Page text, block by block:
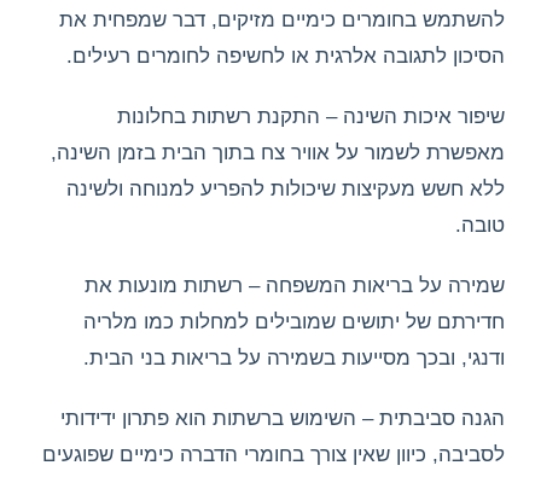
להשתמש בחומרים כימיים מזיקים, דבר שמפחית את
הסיכון לתגובה אלרגית או לחשיפה לחומרים רעילים.
שיפור איכות השינה – התקנת רשתות בחלונות
מאפשרת לשמור על אוויר צח בתוך הבית בזמן השינה,
ללא חשש מעקיצות שיכולות להפריע למנוחה ולשינה
טובה.
שמירה על בריאות המשפחה – רשתות מונעות את
חדירתם של יתושים שמובילים למחלות כמו מלריה
ודנגי, ובכך מסייעות בשמירה על בריאות בני הבית.
הגנה סביבתית – השימוש ברשתות הוא פתרון ידידותי
לסביבה, כיוון שאין צורך בחומרי הדברה כימיים שפוגעים